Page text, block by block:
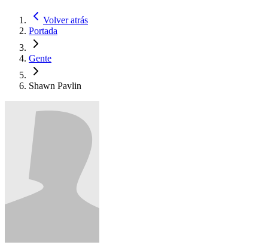
Volver atrás
Portada
Gente
Shawn Pavlin